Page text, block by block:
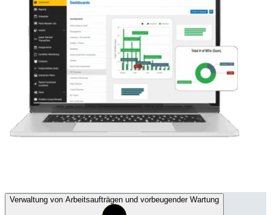
Prädiktive Wartung
Auf Basis von Sensor- und Zustandsdaten handeln
Facility Management
Gewerbe, Bildung, gemischt genutzte Immobilien
Verwaltung von Arbeitsaufträgen und vorbeugender Wartung